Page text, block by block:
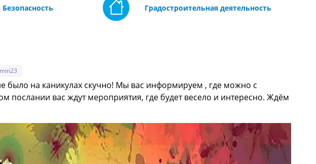
Безопасность Градостроительная деятельность
было на каникулах скучно! Мы вас информируем , где можно с
послании вас ждут мероприятия, где будет весело и интересно. Ждём